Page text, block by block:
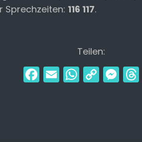
Sprechzeiten: 116 117.
Teilen:
F
a
E
m
W
h
C
o
M
e